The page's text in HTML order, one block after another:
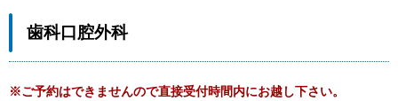
歯科口腔外科
※ご予約はできませんので直接受付時間内にお越し下さい。